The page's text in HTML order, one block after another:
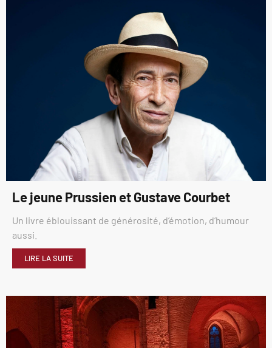
Le jeune Prussien et Gustave Courbet
Un livre éblouissant de générosité, d’émotion, d’humour
aussi.
LIRE LA SUITE